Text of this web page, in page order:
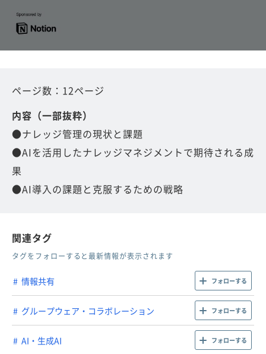
ページ数：12ページ
内容（一部抜粋）
●ナレッジ管理の現状と課題
●AIを活用したナレッジマネジメントで期待される成
果
●AI導入の課題と克服するための戦略
関連タグ
タグをフォローすると最新情報が表示されます
情報共有 フォローする
グループウェア・コラボレーション フォローする
AI・生成AI フォローする